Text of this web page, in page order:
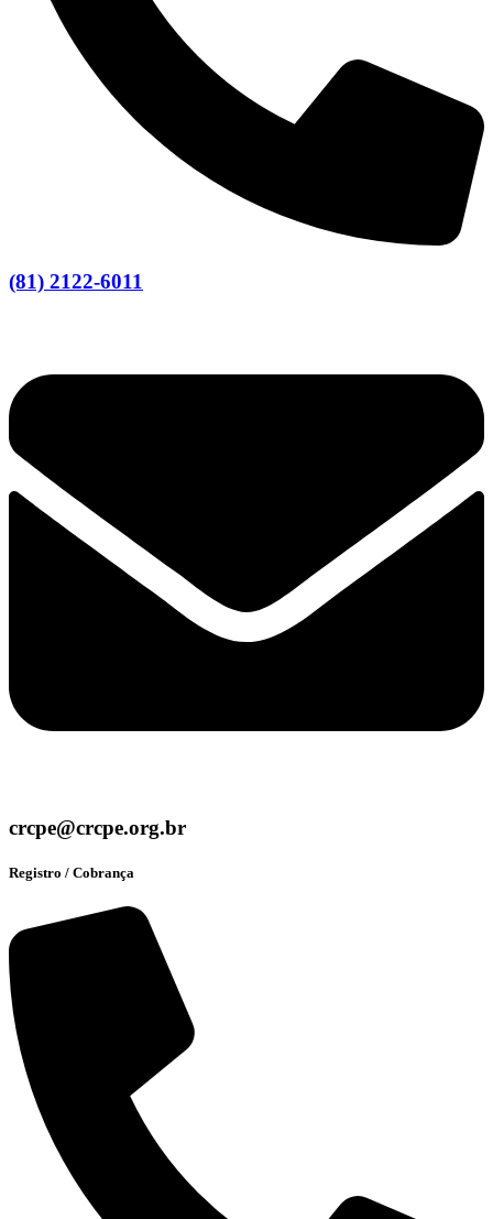
(81) 2122-6011
crcpe@crcpe.org.br
Registro / Cobrança